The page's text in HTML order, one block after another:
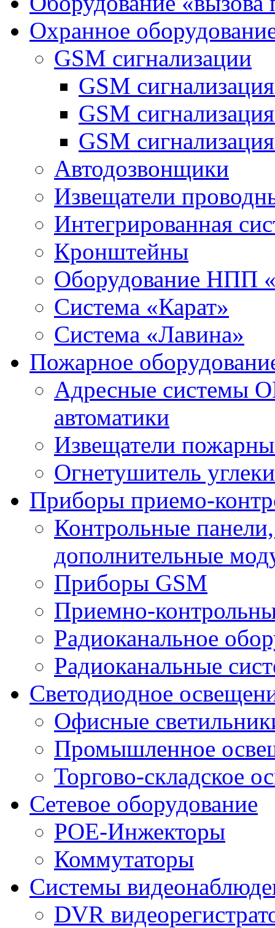
Охранное
GSM сигнализации
GSM
GSM
GSM
Автодозвонщики
Извещатели
Интегрированная
Кронштейны
Оборудование НПП
Система «Карат»
Система «Лавина»
Пожарное
Адресные системы
автоматики
Извещатели
Огнетушитель
Приборы приемо-
Контрольные
дополнительные
Приборы GSM
Приемно-
Радиоканальное
Радиоканальные
Светодиодное
Офисные
Промышленное
Торгово-складское
Сетевое оборудование
POE-Инжекторы
Коммутаторы
Системы
DVR